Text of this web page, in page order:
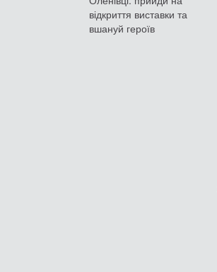
відкриття виставки та
вшануй героїв